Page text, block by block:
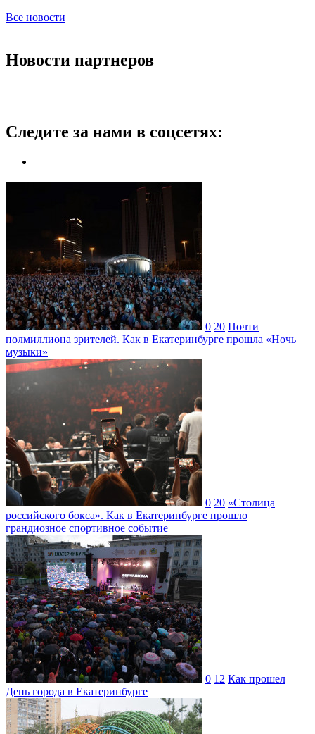
Все новости
Новости партнеров
Следите за нами в соцсетях:
0 20 Почти
полмиллиона зрителей. Как в Екатеринбурге прошла «Ночь
музыки»
0 20 «Столица
российского бокса». Как в Екатеринбурге прошло
грандиозное спортивное событие
0 12 Как прошел
День города в Екатеринбурге